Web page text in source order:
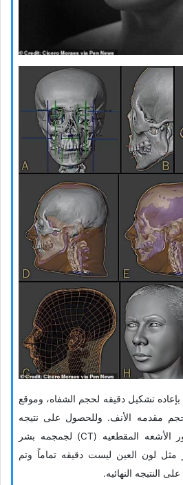
بإعاده تشکیل دقیقه لحجم الشفاه، وموقع
وحجم مقدمه الأنف. وللحصول على نتیجه
دقیقه، استخدموا أیضاً صور الأشعه المقطعیه (CT) لجمجمه بشر
مثل لون العین لیست دقیقه تماماً وتم
النتیجه النهائیه.